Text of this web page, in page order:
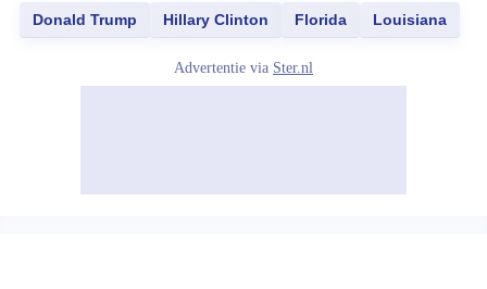
Donald Trump
Hillary Clinton Florida Louisiana
Advertentie via Ster.nl